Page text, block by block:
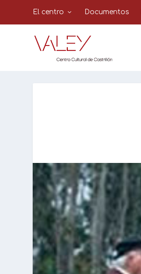
El centro Documentos